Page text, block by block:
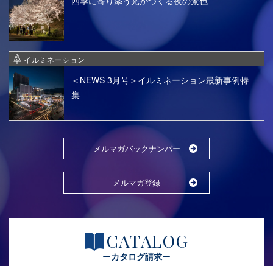
イルミネーション
＜NEWS 3月号＞イルミネーション最新事例特
集
メルマガバックナンバー
メルマガ登録
CATALOG
カタログ請求